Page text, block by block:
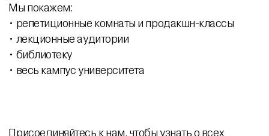
Мы покажем:
• репетиционные комнаты и продакшн-классы
• лекционные аудитории
• библиотеку
• весь кампус университета
Присоединяйтесь к нам, чтобы узнать о всех